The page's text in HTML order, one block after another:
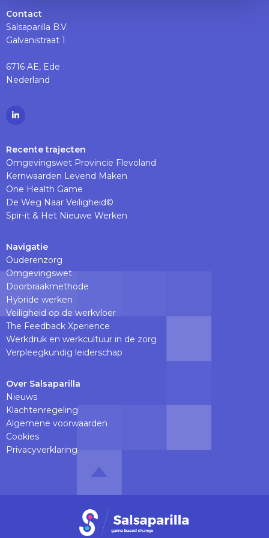
Contact
Salsaparilla B.V.
Galvanistraat 1
6716 AE, Ede
Nederland
Ga
Linkedinpagina
Recente trajecten
Omgevingswet Provincie Flevoland
Kernwaarden Levend Maken
One Health Game
De Weg Naar Veiligheid©
Spir-it & Het Nieuwe Werken
Navigatie
Ouderenzorg
Omgevingswet
Doorbraakmethode
Hybride werken
Veiligheid op de werkvloer
The Feedback Xperience
Werkdruk en werkcultuur in de zorg
Verpleegkundig leiderschap
Over Salsaparilla
Nieuws
Klachtenregeling
Algemene voorwaarden
Cookies
Privacyverklaring